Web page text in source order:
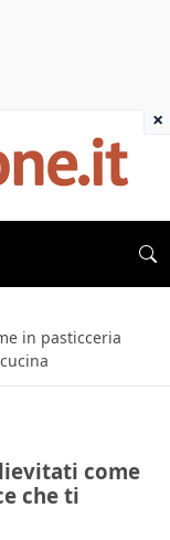
in pasticceria
come
che ti
×